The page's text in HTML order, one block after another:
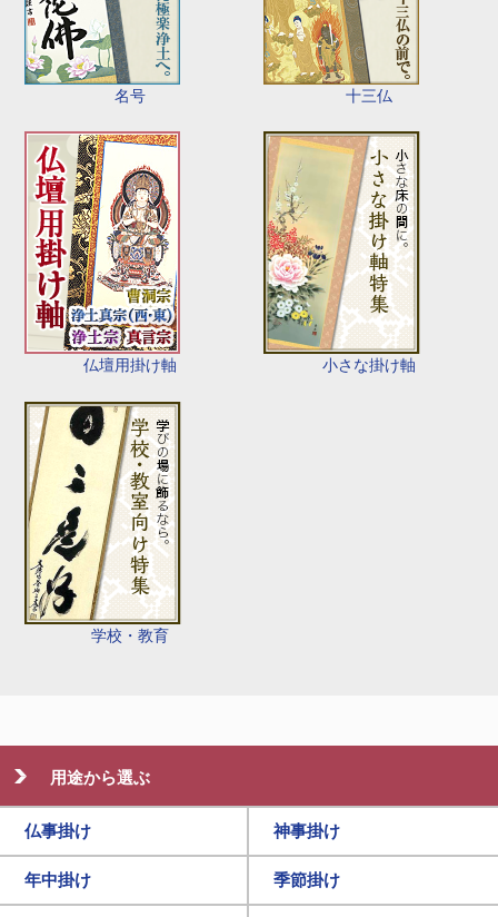
名号 十三仏
仏壇用掛け軸 小さな掛け軸
学校・教育
用途から選ぶ
仏事掛け 神事掛け
年中掛け 季節掛け